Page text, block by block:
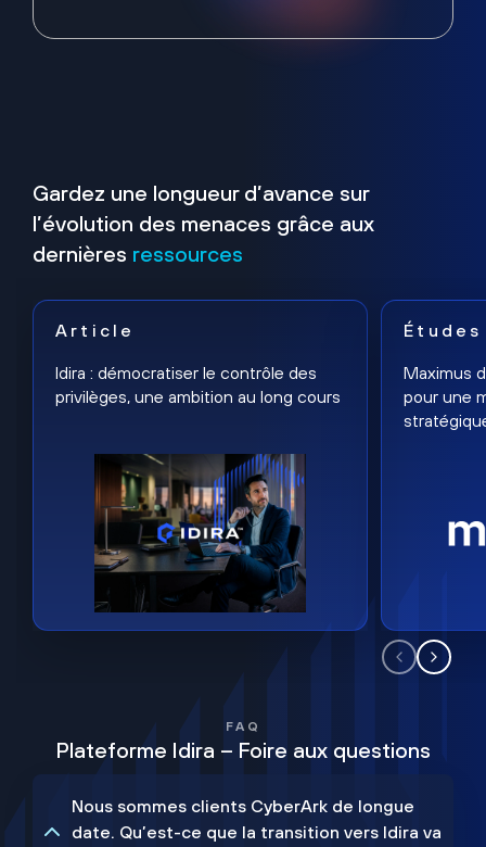
Gardez une longueur d’avance sur
l’évolution des menaces grâce aux
dernières ressources
Article
Idira : démocratiser le contrôle des
privilèges, une ambition au long cours
Études
Maximus
pour une
FAQ
Plateforme Idira – Foire aux questions
Nous sommes clients CyberArk de longue
date. Qu’est-ce que la transition vers Idira va